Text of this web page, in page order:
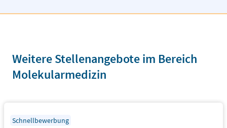
Weitere Stellenangebote im Bereich
Molekularmedizin
Schnellbewerbung